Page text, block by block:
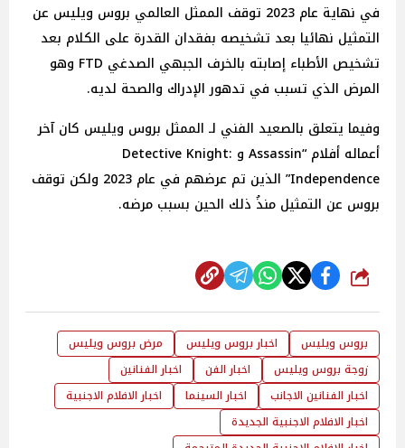
في نهاية عام 2023 توقف الممثل العالمي بروس ويليس عن
التمثيل نهائيا بعد تشخيصه بفقدان القدرة على الكلام بعد
تشخيص الأطباء إصابته بالخرف الجبهي الصدغي FTD وهو
المرض الذي تسبب في تدهور الإدراك والصحة لديه.
وفيما يتعلق بالصعيد الفني لـ الممثل بروس ويليس كان آخر
أعماله أفلام “Assassin و Detective Knight:
Independence” الذين تم عرضهم في عام 2023 ولكن توقف
بروس عن التمثيل منذُ ذلك الحين بسبب مرضه.
شارك
بروس ويليس اخبار بروس ويليس
مرض بروس ويليس
زوجة بروس ويليس
اخبار الفن
اخبار الفنانين
اخبار الفنانين الاجانب
اخبار السينما
اخبار الافلام الاجنبية
اخبار الافلام الاجنبية الجديدة